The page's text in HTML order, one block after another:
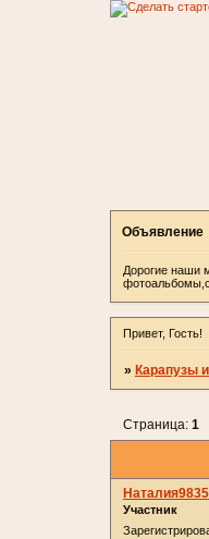
Объявление
Дорогие наши
Привет, Гость!
» Карапузы
Страница: 1
Участник